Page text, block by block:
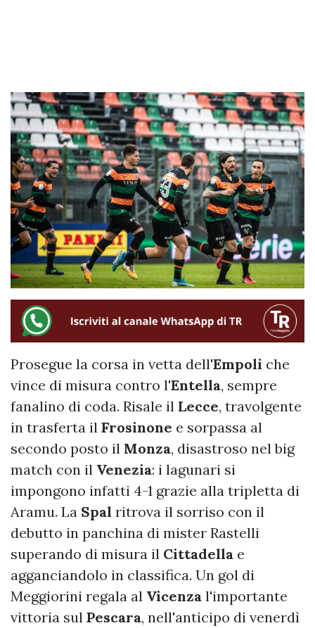
Prosegue la corsa in vetta dell'Empoli che
vince di misura contro l'Entella, sempre
fanalino di coda. Risale il Lecce, travolgente
in trasferta il Frosinone e sorpassa al
secondo posto il Monza, disastroso nel big
match con il Venezia: i lagunari si
impongono infatti 4-1 grazie alla tripletta di
Aramu. La Spal ritrova il sorriso con il
debutto in panchina di mister Rastelli
superando di misura il Cittadella e
agganciandolo in classifica. Un gol di
Meggiorini regala al Vicenza l'importante
vittoria sul Pescara, nell'anticipo di venerdì